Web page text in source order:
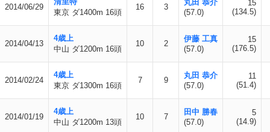
2014/06/29
東京 ダ1400m 16頭
16 3
丸田 恭介
(57.0)
15
(134.5)
2014/04/13
4歳上
中山 ダ1200m 16頭
10 2
伊藤 工真
(57.0)
15
(176.5)
2014/02/24
4歳上
東京 ダ1300m 16頭
7 9
丸田 恭介
(57.0)
11
(51.4)
2014/01/19
4歳上
中山 ダ1200m 13頭
10 7
田中 勝春
(57.0)
5
(14.9)